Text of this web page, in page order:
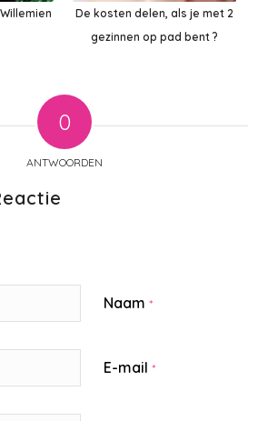
De kosten delen, als je met 2
gezinnen op pad bent ?
0
ANTWOORDEN
Naam*
E-mail*